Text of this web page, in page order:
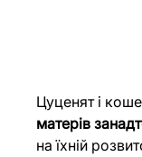
Цуценят і
матерів
на їхній